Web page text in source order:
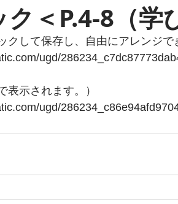
ク＜P.4-8（学
クして保存し、自由にアレンジで
ugd/
表示されます。）
ugd/